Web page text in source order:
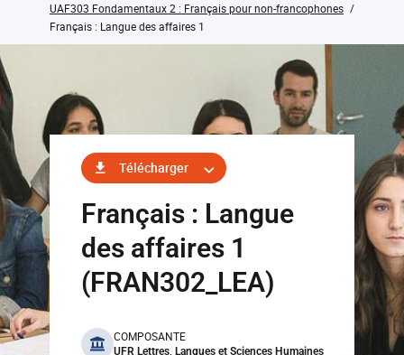
UAF303 Fondamentaux 2 : Français pour non-francophones
Français : Langue des affaires 1
Télécharger
Français : Langue
des affaires 1
(FRAN302_LEA)
benefits
COMPOSANTE
UFR Lettres, Langues et Sciences Humaines